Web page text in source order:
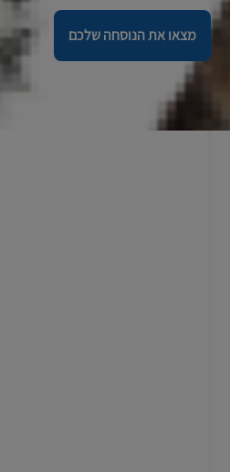
מצאו את הנוסחה שלכם